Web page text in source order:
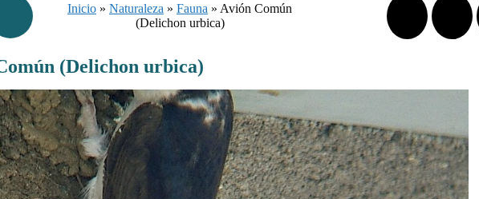
Inicio » Naturaleza » Fauna » Avión Común
(Delichon urbica)
(Delichon urbica)